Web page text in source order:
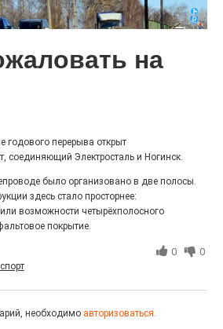
к победе
0
муж вернулся!» Такого в
на
годового перерыва открыт
соединяющий Электросталь и Ногинск.
было организовано в две полосы.
здесь стало просторнее:
возможности четырёхполосного
покрытие.
0 0
необходимо авторизоваться.